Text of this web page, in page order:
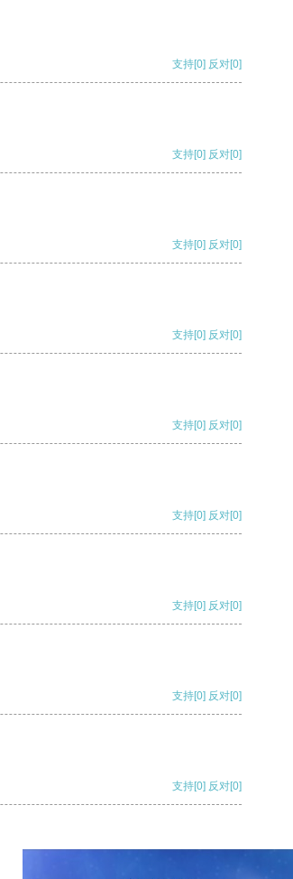
支持[0] 反对[0]
支持[0] 反对[0]
支持[0] 反对[0]
支持[0] 反对[0]
支持[0] 反对[0]
支持[0] 反对[0]
支持[0] 反对[0]
支持[0] 反对[0]
支持[0] 反对[0]